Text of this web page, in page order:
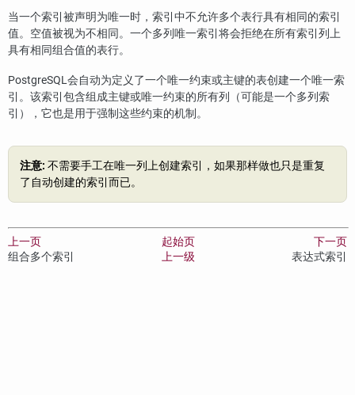
当一个索引被声明为唯一时，索引中不允许多个表行具有相同的索引
值。空值被视为不相同。一个多列唯一索引将会拒绝在所有索引列上
具有相同组合值的表行。
PostgreSQL会自动为定义了一个唯一约束或主键的表创建一个唯一索
引。该索引包含组成主键或唯一约束的所有列（可能是一个多列索
引），它也是用于强制这些约束的机制。
注意: 不需要手工在唯一列上创建索引，如果那样做也只是重复
了自动创建的索引而已。
上一页 起始页
下一页
组合多个索引
上一级 表达式索引